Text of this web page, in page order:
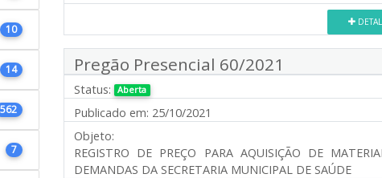
10
14
562
7
Pregão Presencial 60/2021
Status: Aberta
Publicado em: 25/10/2021
Objeto:
REGISTRO DE PREÇO PARA AQUISIÇÃO DE
DEMANDAS DA SECRETARIA MUNICIPAL DE SAÚDE